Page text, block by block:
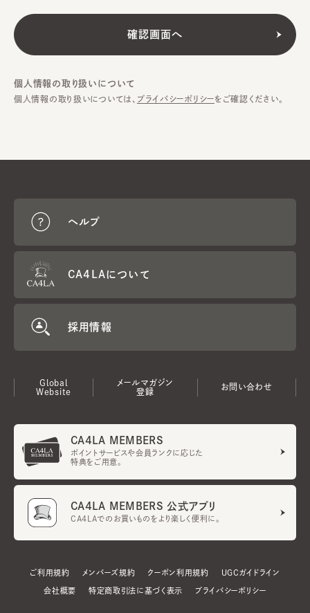
個人情報の取り扱いについて
個人情報の取り扱いについては、 プライバシーポリシーをご確認ください。
ヘルプ
CA4LAについて
採用情報
Global
Website
メールマガジン
登録
お問い合わせ
CA4LA MEMBERS
ポイントサービスや会員ランクに応じた
特典をご用意。
CA4LA MEMBERS 公式アプリ
CA4LAでのお買いものをより楽しく便利に。
ご利用規約 メンバーズ規約 クーポン利用規約 UGCガイドライン
会社概要 特定商取引法に基づく表示 プライバシーポリシー